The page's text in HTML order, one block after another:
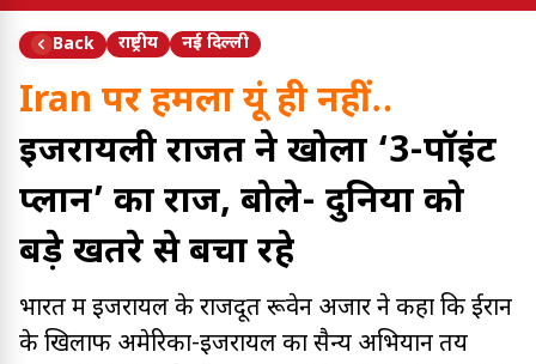
Back राष्ट्रीय नई दिल्ली
Iran पर हमला यूं ही नहीं…
इजरायली राजदूत ने खोला ‘3-पॉइंट
प्लान’ का राज, बोले- दुनिया को
बड़े खतरे से बचा रहे
भारत में इजरायल के राजदूत रूवेन अजार ने कहा कि ईरान
के खिलाफ अमेरिका-इजरायल का सैन्य अभियान तय